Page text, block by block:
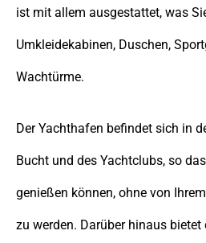
ist mit allem ausgestattet, was
Umkleidekabinen, Duschen,
Wachtürme.
Der Yachthafen befindet sich in
Bucht und des Yachtclubs, so
genießen können, ohne von
zu werden. Darüber hinaus bietet